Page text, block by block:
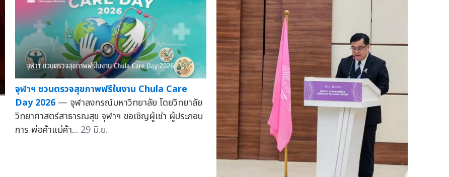
จุฬาฯ ชวนตรวจสุขภาพฟรีในงาน Chula Care
Day 2026 — จุฬาลงกรณ์มหาวิทยาลัย โดยวิทยาลัย
วิทยาศาสตร์สาธารณสุข จุฬาฯ ขอเชิญผู้เช่า ผู้ประกอบ
การ พ่อค้าแม่ค้า... 29 มิ.ย.